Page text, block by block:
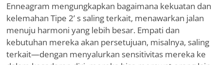
Enneagram mengungkapkan bagaimana kekuatan dan
kelemahan Tipe 2’ s saling terkait, menawarkan jalan
menuju harmoni yang lebih besar. Empati dan
kebutuhan mereka akan persetujuan, misalnya, saling
terkait—dengan menyalurkan sensitivitas mereka ke